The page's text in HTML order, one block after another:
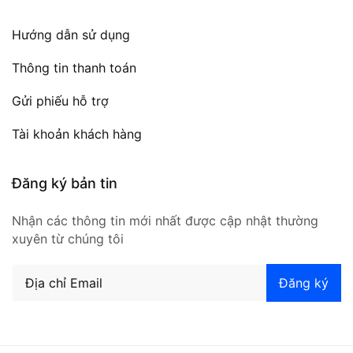
Hướng dẫn sử dụng
Thông tin thanh toán
Gửi phiếu hỗ trợ
Tài khoản khách hàng
Đăng ký bản tin
Nhận các thông tin mới nhất được cập nhật thường
xuyên từ chúng tôi